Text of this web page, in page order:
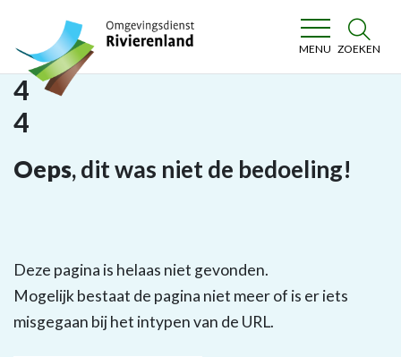
Omgevingsdienst Rivierenland
MENU ZOEKEN
4
4
Oeps, dit was niet de bedoeling!
Deze pagina is helaas niet gevonden.
Mogelijk bestaat de pagina niet meer of is er iets
misgegaan bij het intypen van de URL.